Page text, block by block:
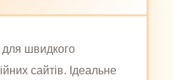
швидкого
сайтів. Ідеальне